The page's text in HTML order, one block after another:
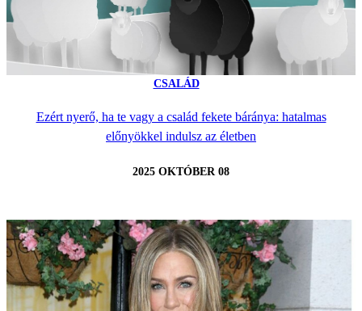
CSALÁD
Ezért nyerő, ha te vagy a család fekete báránya: hatalmas
előnyökkel indulsz az életben
2025 OKTÓBER 08